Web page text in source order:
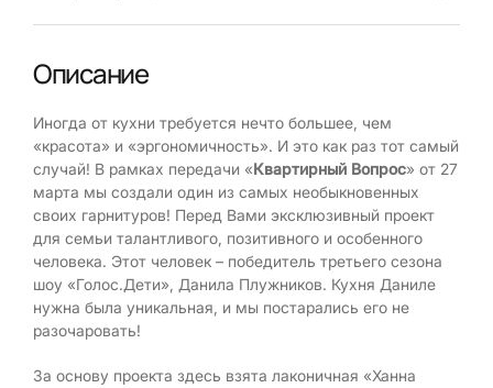
Описание
Иногда от кухни требуется нечто большее, чем
«красота» и «эргономичность». И это как раз тот самый
случай! В рамках передачи «Квартирный Вопрос» от 27
марта мы создали один из самых необыкновенных
своих гарнитуров! Перед Вами эксклюзивный проект
для семьи талантливого, позитивного и особенного
человека. Этот человек – победитель третьего сезона
шоу «Голос.Дети», Данила Плужников. Кухня Даниле
нужна была уникальная, и мы постарались его не
разочаровать!
За основу проекта здесь взята лаконичная «Ханна